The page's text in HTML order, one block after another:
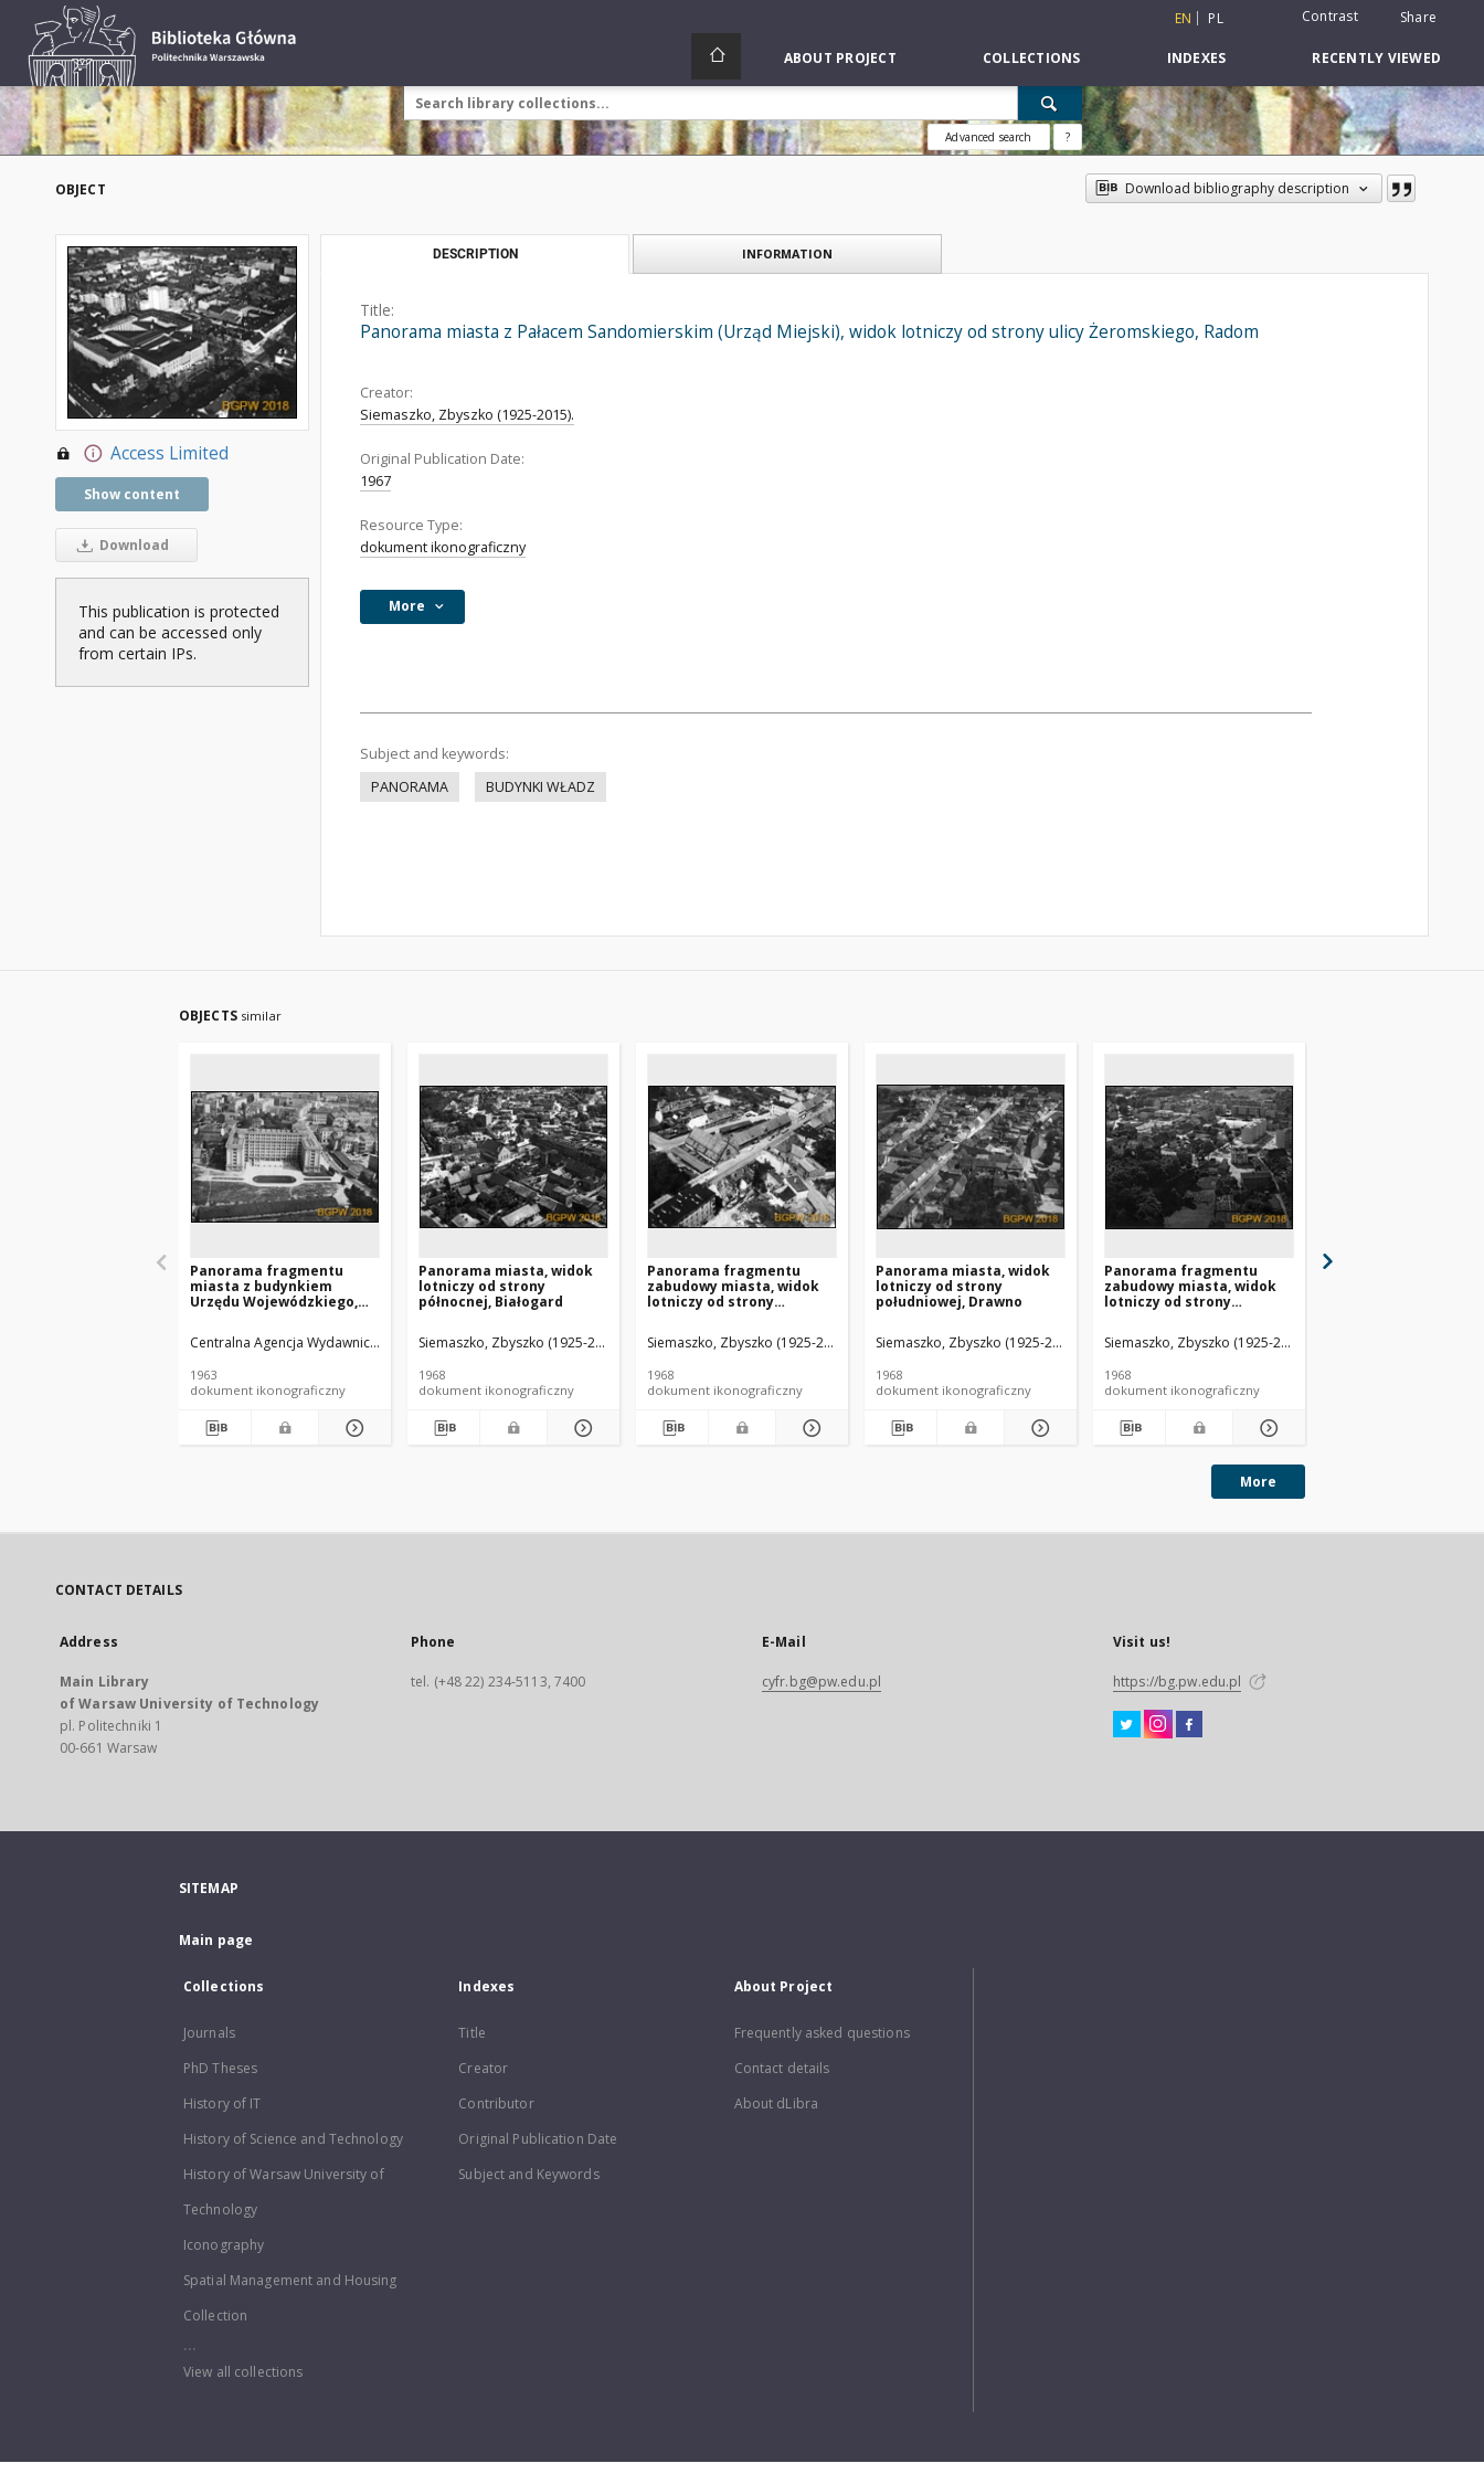
EN PL Contrast Share
ABOUT PROJECT COLLECTIONS INDEXES RECENTLY VIEWED
Advanced search ?
OBJECT Download bibliography description
Access Limited
Show content
Download
This publication is protected
and can be accessed only
from certain IPs.
DESCRIPTION INFORMATION
Title:
Panorama miasta z Pałacem Sandomierskim (Urząd Miejski), widok lotniczy od strony ulicy Żeromskiego, Radom
Creator:
Siemaszko, Zbyszko (1925-2015).
Original Publication Date:
1967
Resource Type:
dokument ikonograficzny
More
Subject and keywords:
PANORAMA
BUDYNKI WŁADZ
OBJECTS similar
Panorama fragmentu
miasta z budynkiem
Urzędu Wojewódzkiego,
Centralna Agencja Wydawnicza.
Instytucja sprawcza
1963
dokument ikonograficzny
Panorama miasta, widok
lotniczy od strony
północnej, Białogard
Siemaszko, Zbyszko (1925-2015).
1968
dokument ikonograficzny
Panorama fragmentu
zabudowy miasta, widok
lotniczy od strony
Siemaszko, Zbyszko (1925-2015).
1968
dokument ikonograficzny
Panorama miasta, widok
lotniczy od strony
południowej, Drawno
Siemaszko, Zbyszko (1925-2015).
1968
dokument ikonograficzny
Panorama fragmentu
zabudowy miasta, widok
lotniczy od strony
Siemaszko, Zbyszko (1925-2015).
1968
dokument ikonograficzny
More
CONTACT DETAILS
Address
Main Library
of Warsaw University of Technology
pl. Politechniki 1
00-661 Warsaw
Phone
tel. (+48 22) 234-5113, 7400
E-Mail
cyfr.bg@pw.edu.pl
Visit us!
https://bg.pw.edu.pl
SITEMAP
Main page
Collections
Journals
PhD Theses
History of IT
History of Science and Technology
History of Warsaw University of
Technology
Iconography
Spatial Management and Housing
Collection
...
View all collections
Indexes
Title
Creator
Contributor
Original Publication Date
Subject and Keywords
About Project
Frequently asked questions
Contact details
About dLibra